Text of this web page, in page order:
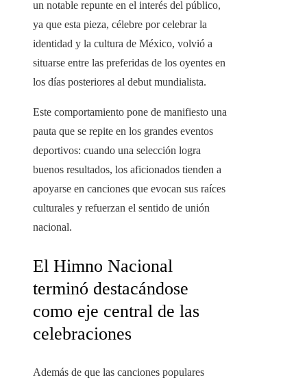
un notable repunte en el interés del público,
ya que esta pieza, célebre por celebrar la
identidad y la cultura de México, volvió a
situarse entre las preferidas de los oyentes en
los días posteriores al debut mundialista.
Este comportamiento pone de manifiesto una
pauta que se repite en los grandes eventos
deportivos: cuando una selección logra
buenos resultados, los aficionados tienden a
apoyarse en canciones que evocan sus raíces
culturales y refuerzan el sentido de unión
nacional.
El Himno Nacional
terminó destacándose
como eje central de las
celebraciones
Además de que las canciones populares